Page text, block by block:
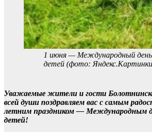
1 июня — Международный
детей (фото:
Уважаемые жители и гости
всей души поздравляем вас с самым
летним праздником — Международным
детей!